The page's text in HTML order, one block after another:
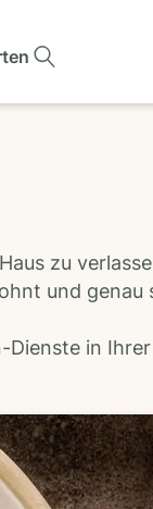
zu
und genau
Dienste in